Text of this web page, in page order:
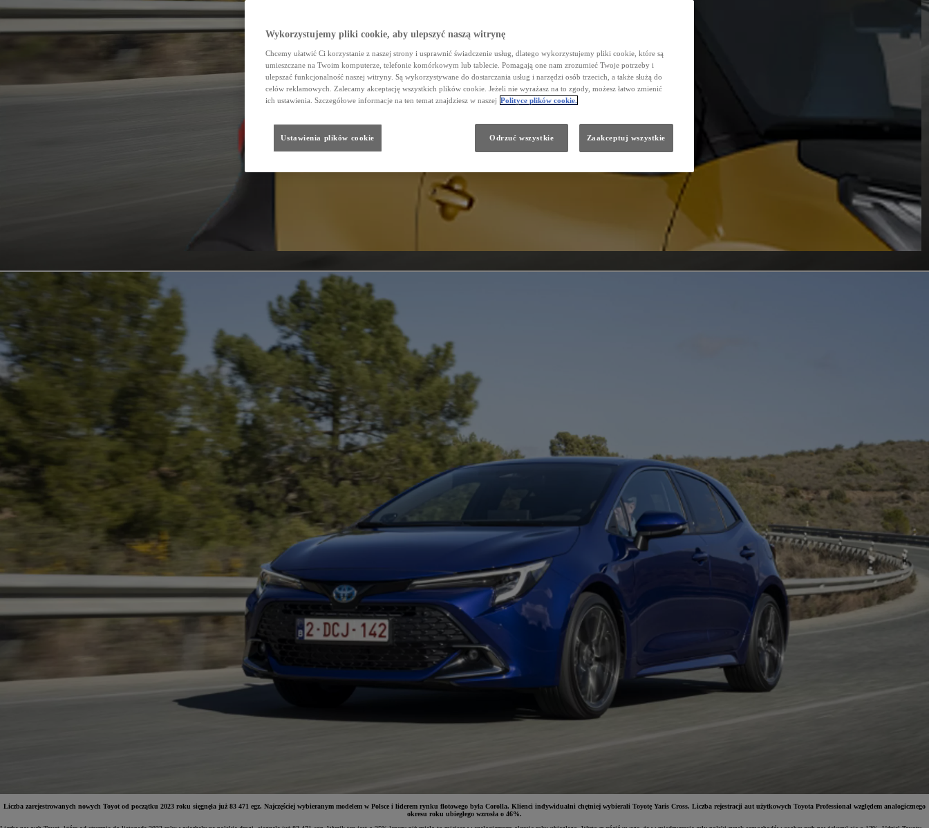
Liczba zarejestrowanych nowych Toyot od początku 2023 roku sięgnęła już 83 471 egz. Najczęściej wybieranym modelem w Polsce i liderem rynku flotowego była Corolla. Klienci indywidualni chętniej wybierali Toyotę Yaris Cross. Liczba rejestracji aut użytkowych Toyota Professional względem analogicznego
okresu roku ubiegłego wzrosła o 46%.
Wykorzystujemy pliki cookie, aby ulepszyć naszą witrynę
Chcemy ułatwić Ci korzystanie z naszej strony i usprawnić świadczenie usług, dlatego wykorzystujemy pliki cookie, które są
umieszczane na Twoim komputerze, telefonie komórkowym lub tablecie. Pomagają one nam zrozumieć Twoje potrzeby i
ulepszać funkcjonalność naszej witryny. Są wykorzystywane do dostarczania usług i narzędzi osób trzecich, a także służą do
celów reklamowych. Zalecamy akceptację wszystkich plików cookie. Jeżeli nie wyrażasz na to zgody, możesz łatwo zmienić
ich ustawienia. Szczegółowe informacje na ten temat znajdziesz w naszej Polityce plików cookie.
Ustawienia plików cookie Odrzuć wszystkie Zaakceptuj wszystkie